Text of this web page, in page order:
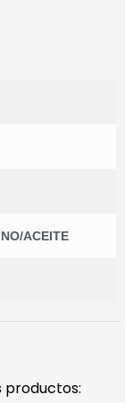
ACEITE
productos: